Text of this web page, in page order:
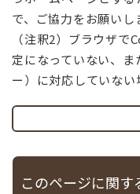
で、ご協力をお願いし
（注釈2）ブラウザ
定になっていない、
ー）に対応していない
このページに関